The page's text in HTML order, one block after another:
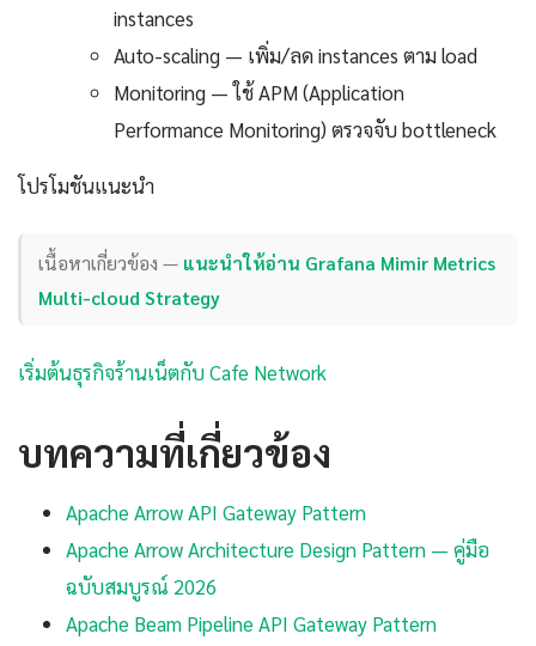
instances
Auto-scaling — เพิ่ม/ลด instances ตาม load
Monitoring — ใช้ APM (Application
Performance Monitoring) ตรวจจับ bottleneck
โปรโมชันแนะนำ
เนื้อหาเกี่ยวข้อง — แนะนำให้อ่าน Grafana Mimir Metrics
Multi-cloud Strategy
เริ่มต้นธุรกิจร้านเน็ตกับ Cafe Network
บทความที่เกี่ยวข้อง
Apache Arrow API Gateway Pattern
Apache Arrow Architecture Design Pattern — คู่มือ
ฉบับสมบูรณ์ 2026
Apache Beam Pipeline API Gateway Pattern